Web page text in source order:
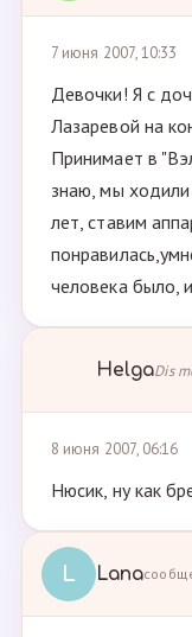
7 июня 2007, 10:33
Девочки! Я с
Лазаревой на
Принимает в
знаю, мы ходили
лет, ставим
человека было,
HelgaDis
8 июня 2007, 06:16
Нюсик, ну как
L Lana